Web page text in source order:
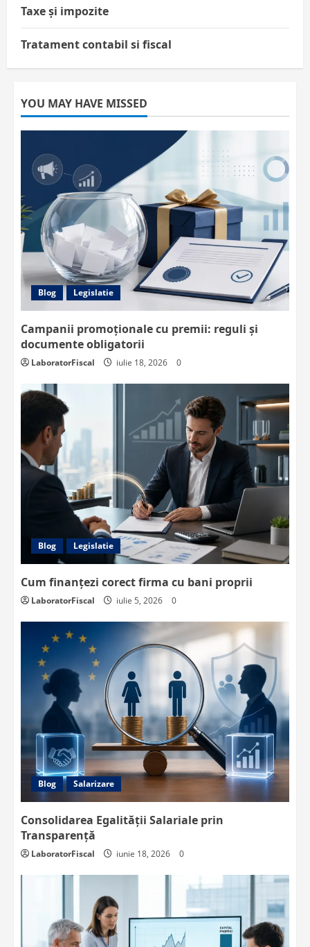
Taxe și impozite
Tratament contabil si fiscal
YOU MAY HAVE MISSED
Blog Legislatie
Campanii promoționale cu premii: reguli și
documente obligatorii
LaboratorFiscal iulie 18, 2026 0
Blog Legislatie
Cum finanțezi corect firma cu bani proprii
LaboratorFiscal iulie 5, 2026 0
Blog Salarizare
Consolidarea Egalității Salariale prin
Transparență
LaboratorFiscal iunie 18, 2026 0